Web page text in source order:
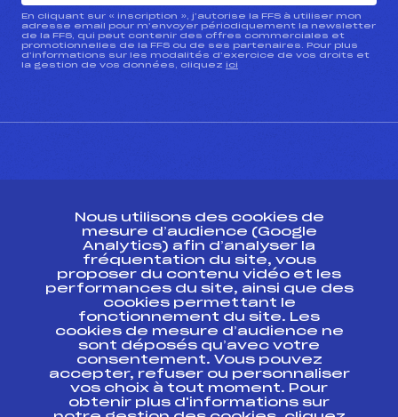
En cliquant sur « inscription », j’autorise la FFS à utiliser mon
adresse email pour m’envoyer périodiquement la newsletter
de la FFS, qui peut contenir des offres commerciales et
promotionnelles de la FFS ou de ses partenaires. Pour plus
d’informations sur les modalités d’exercice de vos droits et
la gestion de vos données, cliquez ici
Ressources
Pass’Neige
Projet sportif fédéral
Projet de performance fédéral
Antidopage
Pôle Développement, Formation, Suivi
Scientifique
Listes ministérielles
Nous utilisons des cookies de
mesure d’audience (Google
Analytics) afin d’analyser la
fréquentation du site, vous
proposer du contenu vidéo et les
performances du site, ainsi que des
cookies permettant le
fonctionnement du site. Les
cookies de mesure d’audience ne
sont déposés qu’avec votre
consentement. Vous pouvez
accepter, refuser ou personnaliser
vos choix à tout moment. Pour
obtenir plus d'informations sur